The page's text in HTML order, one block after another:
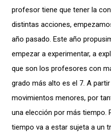
profesor tiene que tener la
distintas acciones,
año pasado. Este año
empezar a experimentar, a
que son los profesores con
grado más alto es el 7. A
movimientos menores, por
una elección por más tiempo.
tiempo va a estar sujeta a un